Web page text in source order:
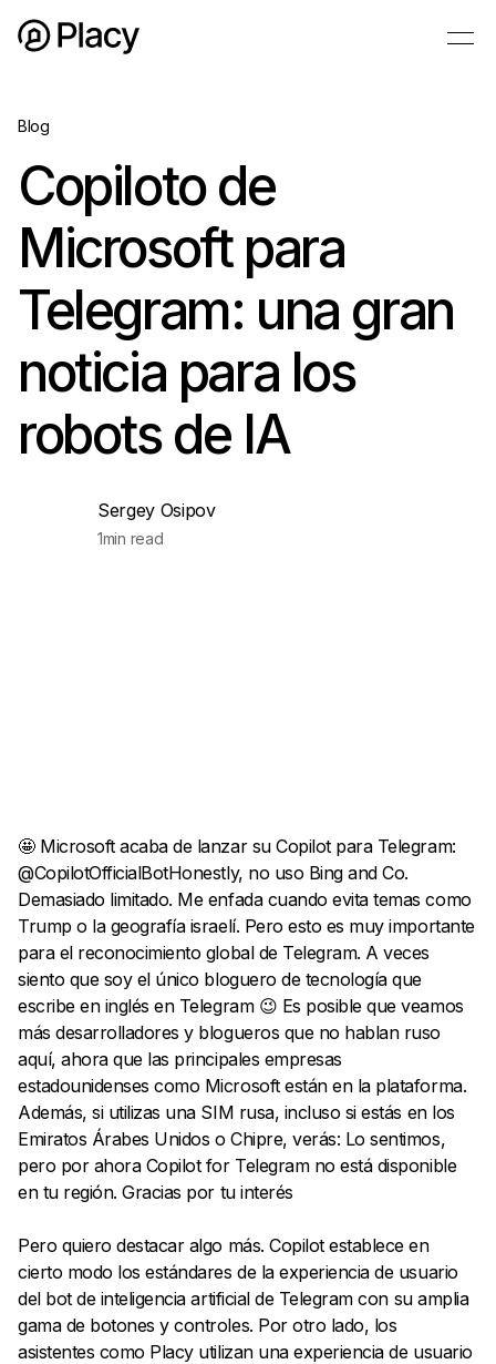
Blog
Copiloto de
Microsoft para
Telegram: una gran
noticia para los
robots de IA
Sergey Osipov
1min read
🤩 Microsoft acaba de lanzar su Copilot para Telegram:
@CopilotOfficialBotHonestly, no uso Bing and Co.
Demasiado limitado. Me enfada cuando evita temas como
Trump o la geografía israelí. Pero esto es muy importante
para el reconocimiento global de Telegram. A veces
siento que soy el único bloguero de tecnología que
escribe en inglés en Telegram 😉 Es posible que veamos
más desarrolladores y blogueros que no hablan ruso
aquí, ahora que las principales empresas
estadounidenses como Microsoft están en la plataforma.
Además, si utilizas una SIM rusa, incluso si estás en los
Emiratos Árabes Unidos o Chipre, verás: Lo sentimos,
pero por ahora Copilot for Telegram no está disponible
en tu región. Gracias por tu interés
Pero quiero destacar algo más. Copilot establece en
cierto modo los estándares de la experiencia de usuario
del bot de inteligencia artificial de Telegram con su amplia
gama de botones y controles. Por otro lado, los
asistentes como Placy utilizan una experiencia de usuario